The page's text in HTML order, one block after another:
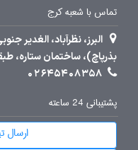
تماس با شعبه کرج
بذرپاچ)، ساختمان ستاره، طبقه 4،
02645408358
پشتیبانی 24 ساعته
ارسال